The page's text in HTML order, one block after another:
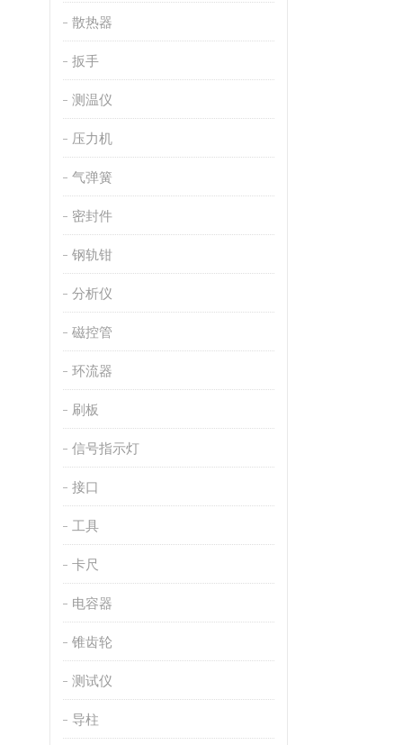
散热器
扳手
测温仪
压力机
气弹簧
密封件
钢轨钳
分析仪
磁控管
环流器
刷板
信号指示灯
接口
工具
卡尺
电容器
锥齿轮
测试仪
导柱